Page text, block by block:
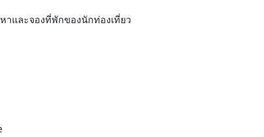
าและจองที่พักของนักท่องเที่ยว